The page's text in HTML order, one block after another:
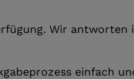
Wir antworten
einfach